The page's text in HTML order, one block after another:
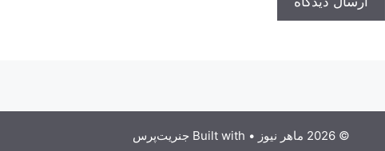
© 2026 ماهر نیوز • Built with جنریت‌پرس